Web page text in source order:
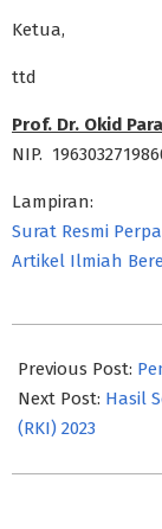
Ketua,
ttd
Prof. Dr. Okid
NIP.
Lampiran:
Surat Resmi
Artikel Ilmiah
05-
12
Previous Post:
Next Post: Hasil
(RKI) 2023